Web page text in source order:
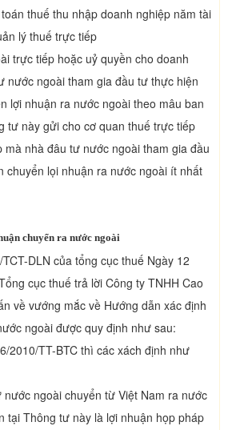
thuế thu nhập doanh nghiệp năm tài
lý thuế trực tiếp
trực tiếp hoặc uỷ quyền cho doanh
nước ngoài tham gia đầu tư thực hiện
lợi nhuận ra nước ngoài theo mâu ban
tư này gửi cho cơ quan thuế trực tiếp
mà nhà đâu tư nước ngoài tham gia đầu
chuyển lọi nhuận ra nước ngoài ít nhất
chuyển ra nước ngoài
DLN của tổng cục thuế Ngày 12
cục thuế trả lời Công ty TNHH Cao
về vướng mắc về Hướng dẫn xác định
ngoài được quy định như sau:
2010/TT-BTC thì các xách định như
nước ngoài chuyển từ Việt Nam ra nước
tại Thông tư này là lợi nhuận họp pháp